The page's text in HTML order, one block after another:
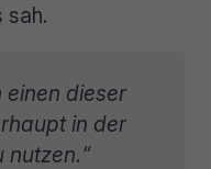
sah.
einen dieser
in der
nutzen.“